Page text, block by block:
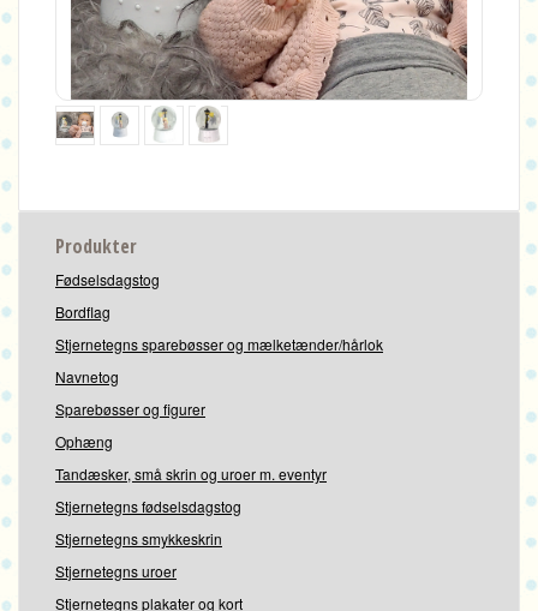
Produkter
Fødselsdagstog
Bordflag
Stjernetegns sparebøsser og mælketænder/hårlok
Navnetog
Sparebøsser og figurer
Ophæng
Tandæsker, små skrin og uroer m. eventyr
Stjernetegns fødselsdagstog
Stjernetegns smykkeskrin
Stjernetegns uroer
Stjernetegns plakater og kort